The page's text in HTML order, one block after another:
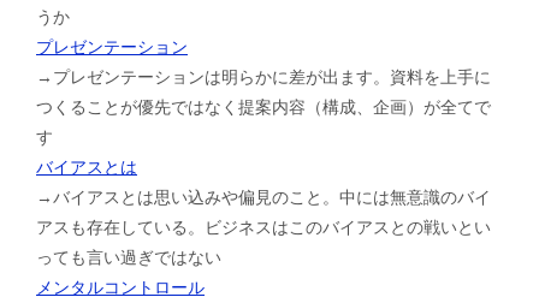
うか
プレゼンテーション
→プレゼンテーションは明らかに差が出ます。資料を上手に
つくることが優先ではなく提案内容（構成、企画）が全てで
す
バイアスとは
→バイアスとは思い込みや偏見のこと。中には無意識のバイ
アスも存在している。ビジネスはこのバイアスとの戦いとい
っても言い過ぎではない
メンタルコントロール